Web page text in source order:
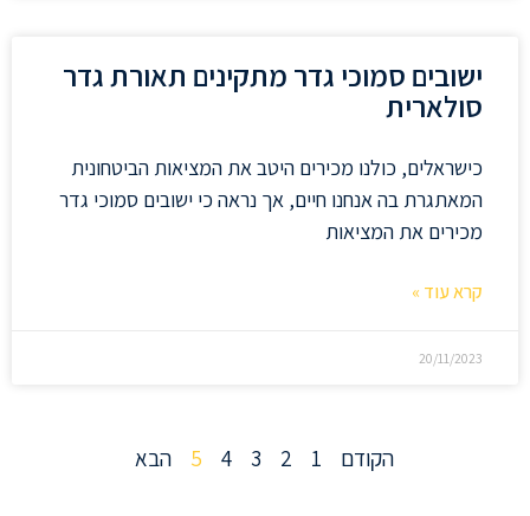
ישובים סמוכי גדר מתקינים תאורת גדר
סולארית
כישראלים, כולנו מכירים היטב את המציאות הביטחונית
המאתגרת בה אנחנו חיים, אך נראה כי ישובים סמוכי גדר
מכירים את המציאות
קרא עוד »
20/11/2023
הקודם 1
2
3
4
5 הבא